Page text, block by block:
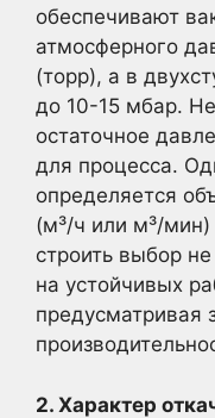
обеспечивают
атмосферного
(торр), а в
до 10-15 мбар.
остаточное
для процесса.
определяется
(м³/ч или м³/
строить выбор
на устойчивых
предусматривая
2. Характер